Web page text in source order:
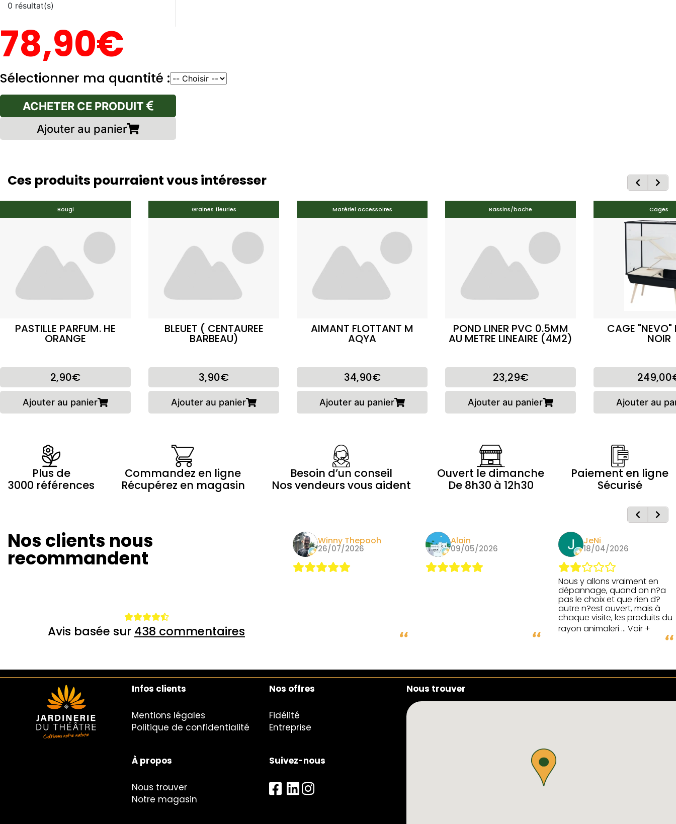
0 résultat(s)
78,90€
Sélectionner ma quantité :
ACHETER CE PRODUIT
Ajouter au panier
Ces produits pourraient vous intéresser
Bougi
PASTILLE PARFUM. HE
ORANGE
2,90€
Ajouter au panier
Graines fleuries
BLEUET ( CENTAUREE
BARBEAU)
3,90€
Ajouter au panier
Matériel accessoires
AIMANT FLOTTANT M
AQYA
34,90€
Ajouter au panier
Bassins/bache
POND LINER PVC 0.5MM
AU METRE LINEAIRE (4M2)
23,29€
Ajouter au panier
Cages
CAGE "NEVO"
NOIR
Ajouter au
Plus de
3000 références
Commandez en ligne
Récupérez en magasin
Besoin d’un conseil
Nos vendeurs vous aident
Ouvert le dimanche
De 8h30 à 12h30
Paiement en ligne
Sécurisé
Nos clients nous
recommandent
Avis basée sur 438 commentaires
Olivier Revol
24/08/2024
Winny Thepooh
26/07/2026
Alain
09/05/2026
JeNi
18/04/2026
Nous y allons vraiment en
dépannage, quand on n?a
pas le choix et que rien d?
autre n?est ouvert, mais à
chaque visite, les produits du
rayon animaleri ... Voir +
Infos clients
Mentions légales
Politique de confidentialité
Nos offres
Fidélité
Entreprise
À propos
Nous trouver
Notre magasin
Suivez-nous
Nous trouver